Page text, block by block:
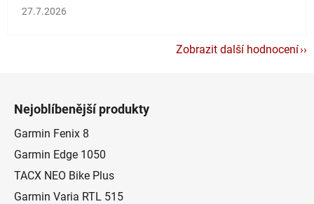
Hodnocení obchodu je 5 z 5 hvězdiček.
27.7.2026
Zobrazit další hodnocení
Nejoblíbenější produkty
Garmin Fenix 8
Garmin Edge 1050
TACX NEO Bike Plus
Garmin Varia RTL 515